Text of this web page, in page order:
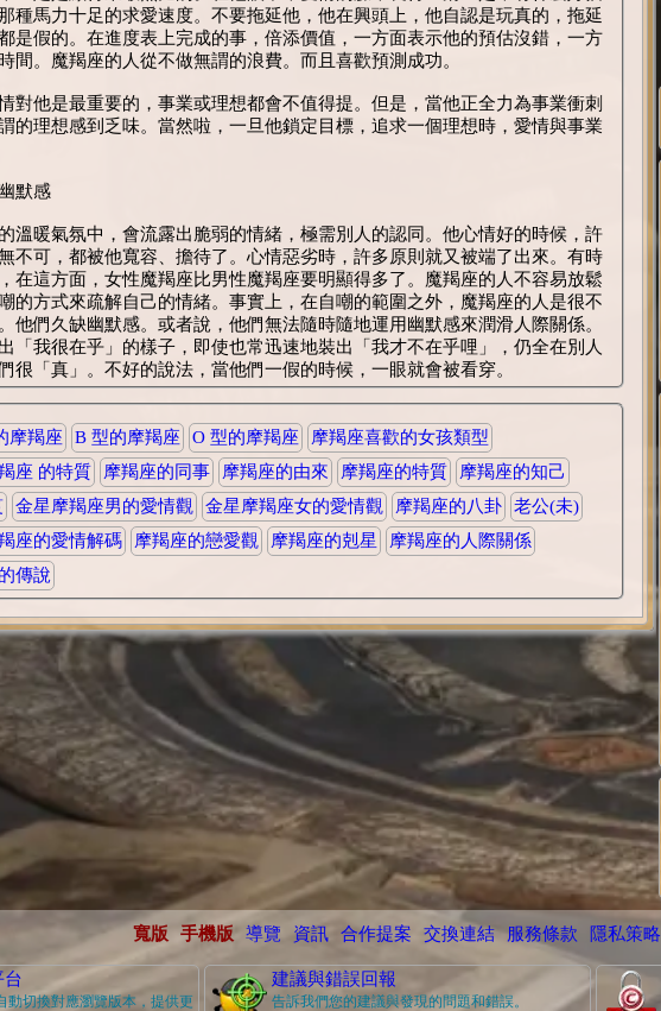
種馬力十足的求愛速度。不要拖延他，他在興頭上，他自認是玩真的，拖延
是假的。在進度表上完成的事，倍添價值，一方面表示他的預估沒錯，一方
間。魔羯座的人從不做無謂的浪費。而且喜歡預測成功。
對他是最重要的，事業或理想都會不值得提。但是，當他正全力為事業衝刺
的理想感到乏味。當然啦，一旦他鎖定目標，追求一個理想時，愛情與事業
默感
溫暖氣氛中，會流露出脆弱的情緒，極需別人的認同。他心情好的時候，許
不可，都被他寬容、擔待了。心情惡劣時，許多原則就又被端了出來。有時
在這方面，女性魔羯座比男性魔羯座要明顯得多了。魔羯座的人不容易放鬆
的方式來疏解自己的情緒。事實上，在自嘲的範圍之外，魔羯座的人是很不
他們久缺幽默感。或者說，他們無法隨時隨地運用幽默感來潤滑人際關係。
「我很在乎」的樣子，即使也常迅速地裝出「我才不在乎哩」，仍全在別人
很「真」。不好的說法，當他們一假的時候，一眼就會被看穿。
摩羯座 B 型的摩羯座 O 型的摩羯座
摩羯座喜歡的女孩類型
座 的特質 摩羯座的同事 摩羯座的由來 摩羯座的特質
摩羯座的知己
金星摩羯座男的愛情觀 金星摩羯座女的愛情觀 摩羯座的八卦
老公(未)
座的愛情解碼 摩羯座的戀愛觀 摩羯座的剋星
摩羯座的人際關係
傳說
寬版 手機版 導覽 資訊 合作提案 交換連結 服務條款 隱私策略
台
動切換對應瀏覽版本，提供更
建議與錯誤回報
告訴我們您的建議與發現的問題和錯誤。